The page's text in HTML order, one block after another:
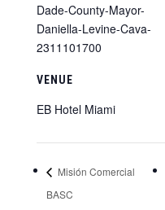
Dade-County-Mayor-
Daniella-Levine-Cava-
2311101700
VENUE
EB Hotel Miami
Misión Comercial
BASC